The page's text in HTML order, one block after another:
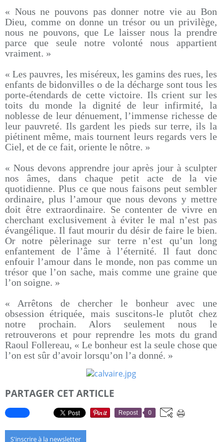
« Nous ne pouvons pas donner notre vie au Bon
Dieu, comme on donne un trésor ou un privilège,
nous ne pouvons, que Le laisser nous la prendre
parce que seule notre volonté nous appartient
vraiment. »
« Les pauvres, les miséreux, les gamins des rues, les
enfants de bidonvilles o de la décharge sont tous les
porte-étendards de cette victoire. Ils crient sur les
toits du monde la dignité de leur infirmité, la
noblesse de leur dénuement, l’immense richesse de
leur pauvreté. Ils gardent les pieds sur terre, ils la
piétinent même, mais tournent leurs regards vers le
Ciel, et de ce fait, oriente le nôtre. »
« Nous devons apprendre jour après jour à sculpter
nos âmes, dans chaque petit acte de la vie
quotidienne. Plus ce que nous faisons peut sembler
ordinaire, plus l’amour que nous devons y mettre
doit être extraordinaire. Se contenter de vivre en
cherchant exclusivement à éviter le mal n’est pas
évangélique. Il faut mourir du désir de faire le bien.
Or notre pèlerinage sur terre n’est qu’un long
enfantement de l’âme à l’éternité. Il faut donc
enfouir l’amour dans le monde, non pas comme un
trésor que l’on sache, mais comme une graine que
l’on soigne. »
« Arrêtons de chercher le bonheur avec une
obsession étriquée, mais suscitons-le plutôt chez
notre prochain. Alors seulement nous le
retrouverons et pour reprendre les mots du grand
Raoul Follereau, « Le bonheur est la seule chose que
l’on est sûr d’avoir lorsqu’on l’a donné. »
PARTAGER CET ARTICLE
Repost 0
S'inscrire à la newsletter